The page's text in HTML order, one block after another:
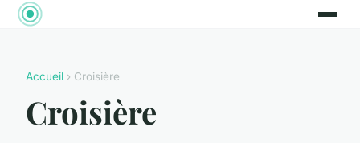
Accueil › Croisière
Croisière